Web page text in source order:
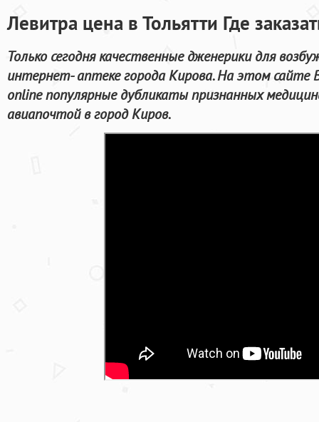
Левитра цена в Тольятти Где
Только сегодня качественные дженерики для
интернет- аптеке города Кирова. На этом
online популярные дубликаты признанных
авиапочтой в город Киров.